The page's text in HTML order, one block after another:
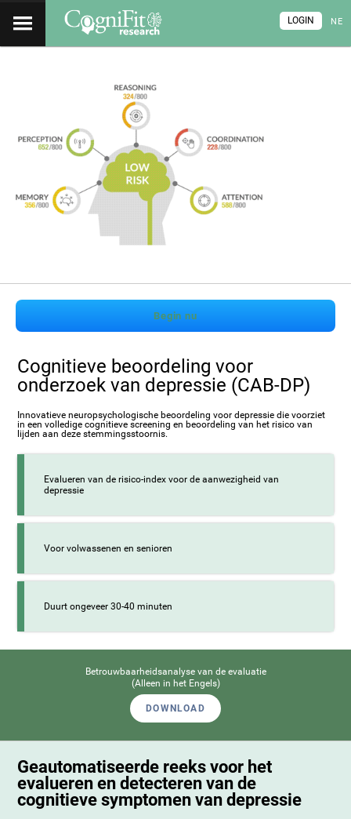
NE
LOGIN
Begin nu
Cognitieve beoordeling voor
onderzoek van depressie (CAB-DP)
Innovatieve neuropsychologische beoordeling voor depressie die voorziet
in een volledige cognitieve screening en beoordeling van het risico van
lijden aan deze stemmingsstoornis.
Evalueren van de risico-index voor de aanwezigheid van
depressie
Voor volwassenen en senioren
Duurt ongeveer 30-40 minuten
Betrouwbaarheidsanalyse van de evaluatie
(Alleen in het Engels)
DOWNLOAD
Geautomatiseerde reeks voor het
evalueren en detecteren van de
cognitieve symptomen van depressie